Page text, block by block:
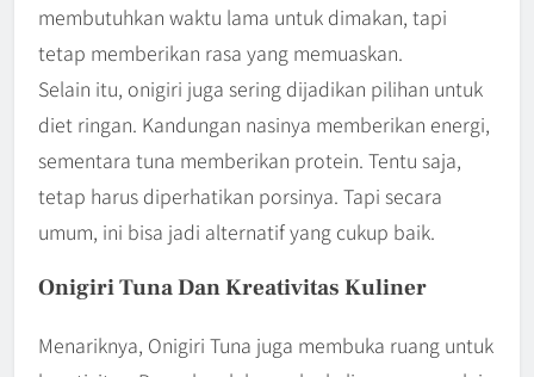
membutuhkan waktu lama untuk dimakan, tapi
tetap memberikan rasa yang memuaskan.
Selain itu, onigiri juga sering dijadikan pilihan untuk
diet ringan. Kandungan nasinya memberikan energi,
sementara tuna memberikan protein. Tentu saja,
tetap harus diperhatikan porsinya. Tapi secara
umum, ini bisa jadi alternatif yang cukup baik.
Onigiri Tuna Dan Kreativitas Kuliner
Menariknya, Onigiri Tuna juga membuka ruang untuk